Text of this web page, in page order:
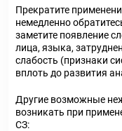
Прекратите
немедленно
заметите появление
лица, языка,
слабость (признаки
вплоть до развития
Другие возможные
возникать при
СЗ: